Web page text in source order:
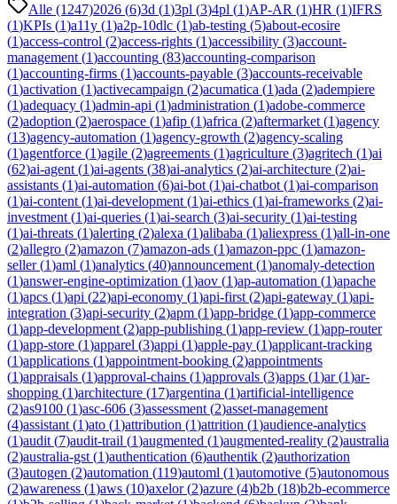
Alle (1247)2026 (6)3d (1)3pl (3)4pl (1)AP-AR (1)HR (1)IFRS
(1)KPIs (1)a11y (1)a2p-10dlc (1)ab-testing (5)about-ecosire
(1)access-control (2)access-rights (1)accessibility (3)account-
management (1)accounting (83)accounting-comparison
(1)accounting-firms (1)accounts-payable (3)accounts-receivable
(1)activation (1)activecampaign (2)acumatica (1)ada (2)adempiere
(1)adequacy (1)admin-api (1)administration (1)adobe-commerce
(2)adoption (2)aerospace (1)afip (1)africa (2)aftermarket (1)agency
(13)agency-automation (1)agency-growth (2)agency-scaling
(1)agentforce (1)agile (2)agreements (1)agriculture (3)agritech (1)ai
(62)ai-agent (1)ai-agents (38)ai-analytics (2)ai-architecture (2)ai-
assistants (1)ai-automation (6)ai-bot (1)ai-chatbot (1)ai-comparison
(1)ai-content (1)ai-development (1)ai-ethics (1)ai-frameworks (2)ai-
investment (1)ai-queries (1)ai-search (3)ai-security (1)ai-testing
(1)ai-threats (1)alerting (2)alexa (1)alibaba (1)aliexpress (1)all-in-one
(2)allegro (2)amazon (7)amazon-ads (1)amazon-ppc (1)amazon-
seller(1)aml (1)analytics (40)announcement (1)anomaly-detection
(1)answer-engine-optimization (1)aov (1)ap-automation (1)apache
(1)apcs (1)api (22)api-economy (1)api-first (2)api-gateway (1)api-
integration (3)api-security (2)apm (1)app-bridge (1)app-commerce
(1)app-development (2)app-publishing (1)app-review (1)app-router
(1)app-store (1)apparel (3)appi (1)apple-pay (1)applicant-tracking
(1)applications (1)appointment-booking (2)appointments
(1)appraisals (1)approval-chains (1)approvals (3)apps (1)ar(1)ar-
shopping (1)architecture (17)argentina (1)artificial-intelligence
(2)as9100 (1)asc-606 (3)assessment (2)asset-management
(4)assistant (1)ato (1)attribution (1)attrition (1)audience-analytics
(1)audit (7)audit-trail (1)augmented (1)augmented-reality (2)australia
(2)australia-gst (1)authentication (6)authentik (2)authorization
(3)autogen (2)automation (119)automl (1)automotive (5)autonomous
(2)awareness (1)aws (10)axelor(2)azure (4)b2b (18)b2b-ecommerce